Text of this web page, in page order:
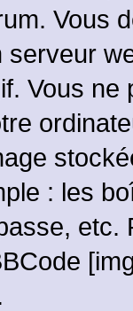
Vous
Vous
: les